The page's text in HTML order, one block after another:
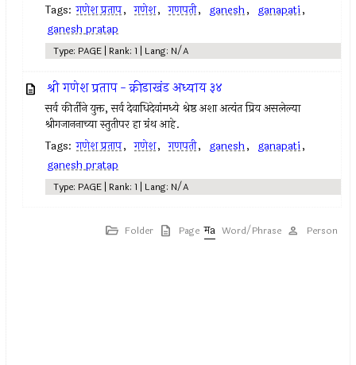
Tags: गणेश प्रताप, गणेश, गणपती, ganesh, ganapati,
ganesh pratap
Type: PAGE | Rank: 1 | Lang: N/A
श्री गणेश प्रताप - क्रीडाखंड अध्याय ३४
सर्व कीर्तीने युक्त, सर्व देवाधिदेवांमध्ये श्रेष्ठ अशा अत्यंत प्रिय असलेल्या
श्रीगजाननाच्या स्तुतीपर हा ग्रंथ आहे.
Tags: गणेश प्रताप, गणेश, गणपती, ganesh, ganapati,
ganesh pratap
Type: PAGE | Rank: 1 | Lang: N/A
Folder Page Word/Phrase Person